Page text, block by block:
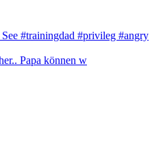
Papa können w